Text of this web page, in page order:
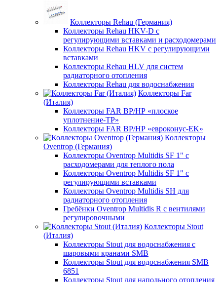
Коллекторы Rehau (Германия)
Коллекторы Rehau HKV-D с
регулирующими вставками и расходомерами
Коллекторы Rehau HKV с регулирующими
вставками
Коллекторы Rehau HLV для систем
радиаторного отопления
Коллекторы Rehau для водоснабжения
Коллекторы Far
(Италия)
Коллекторы FAR ВР/НР «плоское
уплотнение-TP»
Коллекторы FAR ВР/НР «евроконус-EK»
Коллекторы
Oventrop (Германия)
Коллекторы Oventrop Multidis SF 1" с
расходомерами для теплого пола
Коллекторы Oventrop Multidis SF 1" с
регулирующими вставками
Коллекторы Oventrop Multidis SH для
радиаторного отопления
Гребёнки Oventrop Multidis R с вентилями
регулировочными
Коллекторы Stout
(Италия)
Коллекторы Stout для водоснабжения с
шаровыми кранами SMB
Коллекторы Stout для водоснабжения SMB
6851
Коллекторы Stout для напольного отопления